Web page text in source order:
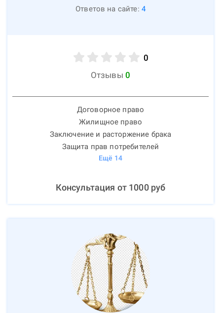
Ответов на сайте: 4
0
Отзывы 0
Договорное право
Жилищное право
Заключение и расторжение брака
Защита прав потребителей
Ещё 14
Консультация от 1000руб